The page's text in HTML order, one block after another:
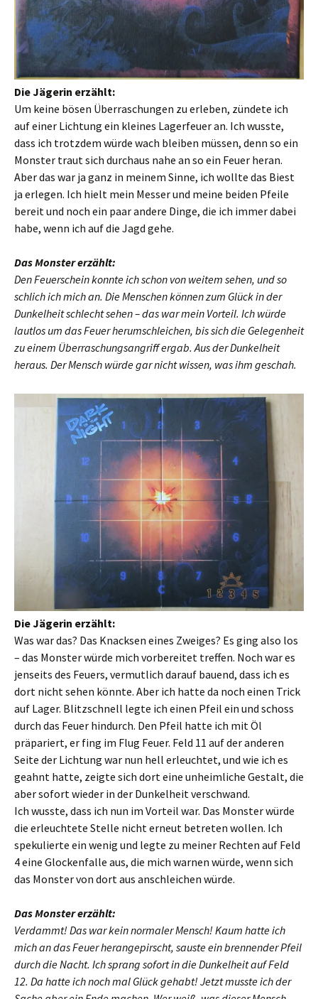
Die Jägerin erzählt:
Um keine bösen Überraschungen zu erleben, zündete ich
auf einer Lichtung ein kleines Lagerfeuer an. Ich wusste,
dass ich trotzdem würde wach bleiben müssen, denn so ein
Monster traut sich durchaus nahe an so ein Feuer heran.
Aber das war ja ganz in meinem Sinne, ich wollte das Biest
ja erlegen. Ich hielt mein Messer und meine beiden Pfeile
bereit und noch ein paar andere Dinge, die ich immer dabei
habe, wenn ich auf die Jagd gehe.
Das Monster erzählt:
Den Feuerschein konnte ich schon von weitem sehen, und so
schlich ich mich an. Die Menschen können zum Glück in der
Dunkelheit schlecht sehen – das war mein Vorteil. Ich würde
lautlos um das Feuer herumschleichen, bis sich die Gelegenheit
zu einem Überraschungsangriff ergab. Aus der Dunkelheit
heraus. Der Mensch würde gar nicht wissen, was ihm geschah.
Die Jägerin erzählt:
Was war das? Das Knacksen eines Zweiges? Es ging also los
– das Monster würde mich vorbereitet treffen. Noch war es
jenseits des Feuers, vermutlich darauf bauend, dass ich es
dort nicht sehen könnte. Aber ich hatte da noch einen Trick
auf Lager. Blitzschnell legte ich einen Pfeil ein und schoss
durch das Feuer hindurch. Den Pfeil hatte ich mit Öl
präpariert, er fing im Flug Feuer. Feld 11 auf der anderen
Seite der Lichtung war nun hell erleuchtet, und wie ich es
geahnt hatte, zeigte sich dort eine unheimliche Gestalt, die
aber sofort wieder in der Dunkelheit verschwand.
Ich wusste, dass ich nun im Vorteil war. Das Monster würde
die erleuchtete Stelle nicht erneut betreten wollen. Ich
spekulierte ein wenig und legte zu meiner Rechten auf Feld
4 eine Glockenfalle aus, die mich warnen würde, wenn sich
das Monster von dort aus anschleichen würde.
Das Monster erzählt:
Verdammt! Das war kein normaler Mensch! Kaum hatte ich
mich an das Feuer herangepirscht, sauste ein brennender Pfeil
durch die Nacht. Ich sprang sofort in die Dunkelheit auf Feld
12. Da hatte ich noch mal Glück gehabt! Jetzt musste ich der